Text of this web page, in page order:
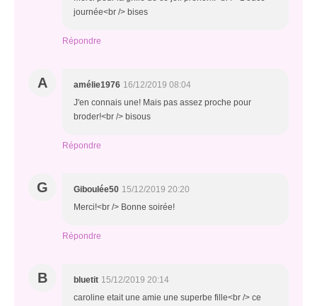
journée<br /> bises
Répondre
A amélie1976 16/12/2019 08:04
J'en connais une! Mais pas assez proche pour
broder!<br /> bisous
Répondre
G Giboulée50 15/12/2019 20:20
Merci!<br /> Bonne soirée!
Répondre
B bluetit 15/12/2019 20:14
caroline etait une amie une superbe fille<br /> ce